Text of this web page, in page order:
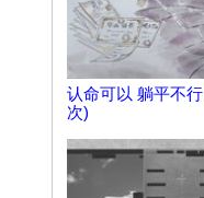
认命可以 躺平不行
次)